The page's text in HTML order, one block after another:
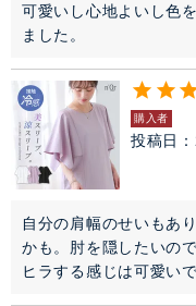
可愛いし心地よいし色
ました。
購入者
投稿日
自分の肩幅のせいもあ
かも。肘を隠したいの
ヒラする感じは可愛いで